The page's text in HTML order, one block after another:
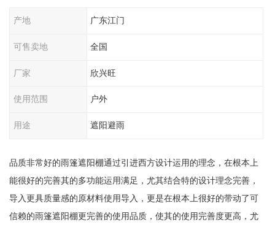
产地 广东江门
可售卖地 全国
厂家 欣兴旺
使用范围 户外
用途 遮阳避雨
品质非常好的雨篷遮阳棚通过引进西方设计运用的理念，在根本上
能很好的完善其的多功能运用满足，尤其结合特的设计理念完善，
导入更具质量感的原材料使用导入，更是在根本上很好的带动了可
信赖的雨篷遮阳棚更完善的使用品质，使其的使用完善度更高，尤